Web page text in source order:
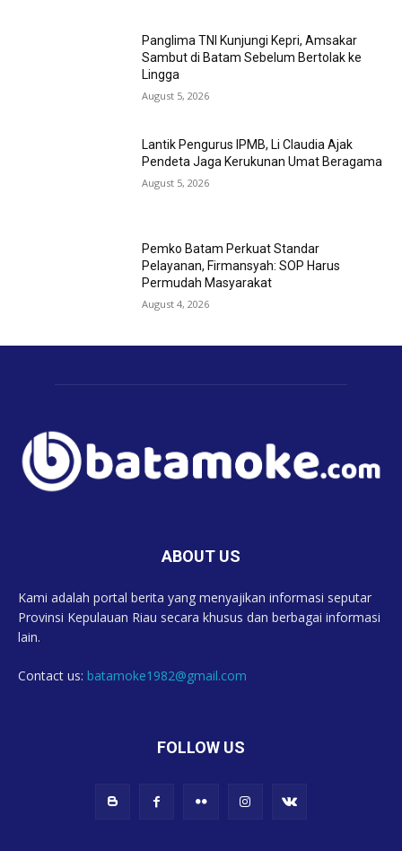
Panglima TNI Kunjungi Kepri, Amsakar
Sambut di Batam Sebelum Bertolak ke
Lingga
August 5, 2026
Lantik Pengurus IPMB, Li Claudia Ajak
Pendeta Jaga Kerukunan Umat Beragama
August 5, 2026
Pemko Batam Perkuat Standar
Pelayanan, Firmansyah: SOP Harus
Permudah Masyarakat
August 4, 2026
ABOUT US
Kami adalah portal berita yang menyajikan informasi seputar
Provinsi Kepulauan Riau secara khusus dan berbagai informasi
lain.
Contact us: batamoke1982@gmail.com
FOLLOW US